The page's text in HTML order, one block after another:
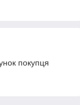
покупця